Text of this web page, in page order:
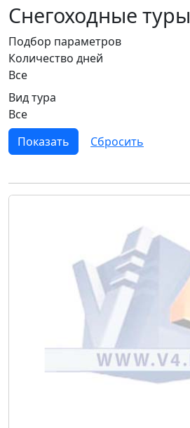
Снегоходные туры
Подбор параметров
Количество дней
Все
Вид тура
Все